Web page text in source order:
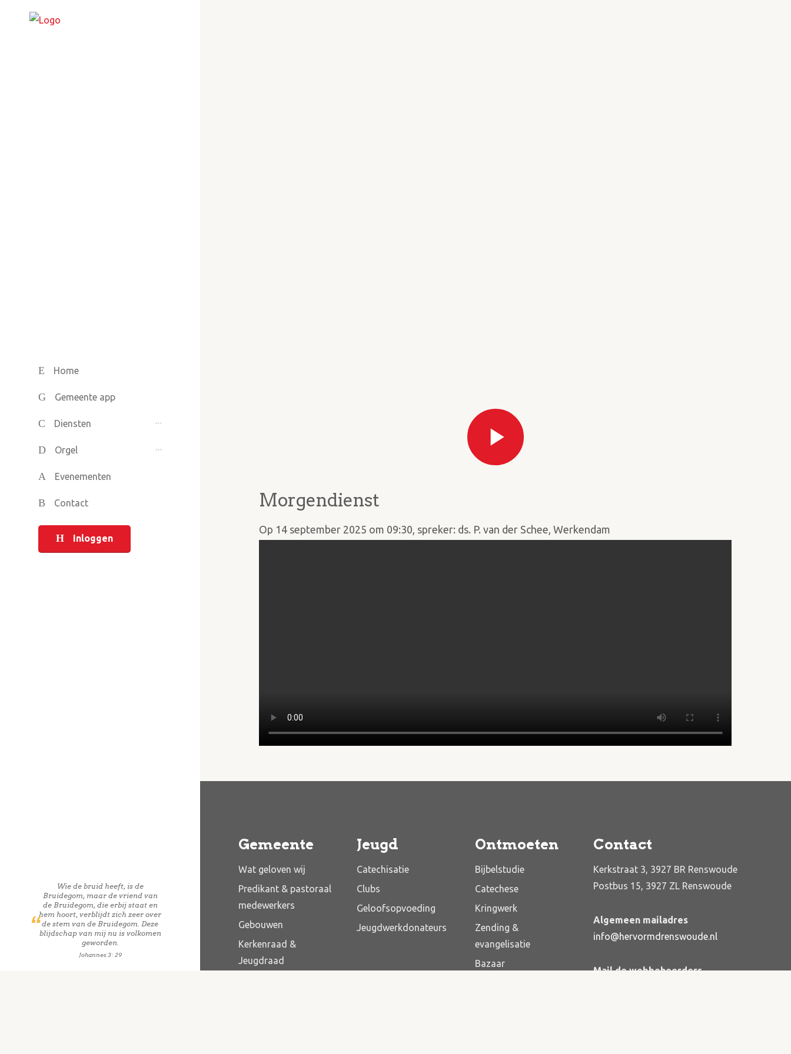
Home
Gemeente app
Diensten
Orgel
Evenementen
Contact
Inloggen
Wie de bruid heeft, is de
Bruidegom, maar de vriend van
de Bruidegom, die erbij staat en
hem hoort, verblijdt zich zeer over
de stem van de Bruidegom. Deze
blijdschap van mij nu is volkomen
geworden.
Johannes 3 : 29
Morgendienst
Op 14 september 2025 om 09:30, spreker: ds. P. van der Schee, Werkendam
Gemeente
Wat geloven wij
Predikant & pastoraal
medewerkers
Gebouwen
Kerkenraad &
Jeugdraad
Jeugd
Catechisatie
Clubs
Geloofsopvoeding
Jeugdwerkdonateurs
Ontmoeten
Bijbelstudie
Catechese
Kringwerk
Zending &
evangelisatie
Bazaar
Contact
Kerkstraat 3, 3927 BR Renswoude
Postbus 15, 3927 ZL Renswoude
Algemeen mailadres
info@hervormdrenswoude.nl
Mail de webbeheerders